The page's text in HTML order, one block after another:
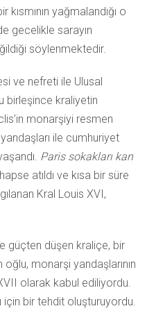
kısmının yağmalandığı o
gecelikle sarayın
söylenmektedir.
ve nefreti ile Ulusal
birleşince kraliyetin
monarşiyi resmen
yandaşları ile cumhuriyet
Paris sokakları kan
atıldı ve kısa bir süre
Kral Louis XVI,
güçten düşen kraliçe, bir
monarşi yandaşlarının
olarak kabul ediliyordu.
için bir tehdit oluşturuyordu.